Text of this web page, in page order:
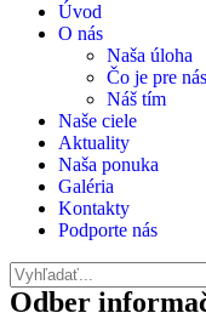
Úvod
O nás
Naša úloha
Čo je pre
Náš tím
Naše ciele
Aktuality
Naša ponuka
Galéria
Kontakty
Podporte nás
Odber